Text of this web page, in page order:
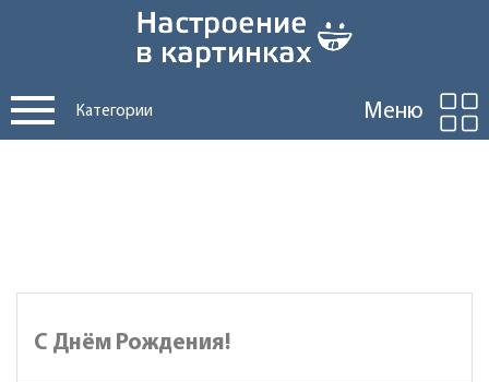
Категории Меню
С Днём Рождения!